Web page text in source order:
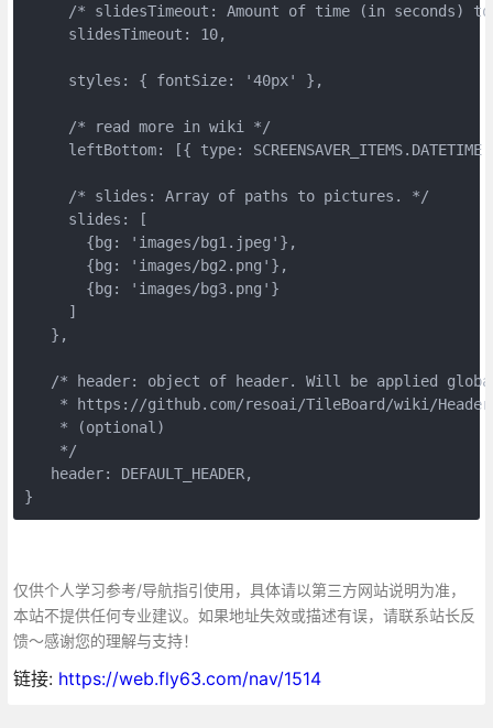
/* slidesTimeout: Amount of time (in seconds)
     slidesTimeout: 10,
     styles: { fontSize: '40px' },
     /* read more in wiki */
leftBottom: [{ type: SCREENSAVER_ITEMS.DATETIME
     /* slides: Array of paths to pictures. */
     slides: [
       {bg: 'images/bg1.jpeg'},
       {bg: 'images/bg2.png'},
       {bg: 'images/bg3.png'}
     ]
   },
/* header: object of header. Will be applied
* https://github.com/resoai/TileBoard/wiki/
    * (optional)
    */
   header: DEFAULT_HEADER,
}
仅供个人学习参考/导航指引使用，具体请以第三方网站说明为准，
本站不提供任何专业建议。如果地址失效或描述有误，请联系站长反
馈～感谢您的理解与支持！
链接: https://web.fly63.com/nav/1514